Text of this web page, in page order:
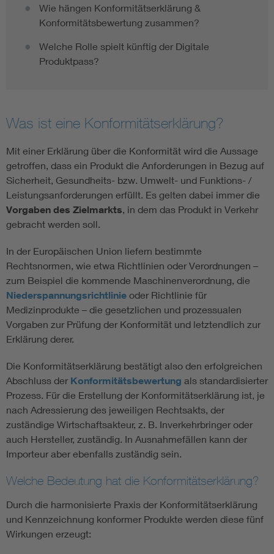
Wie hängen Konformitätserklärung &
Konformitätsbewertung zusammen?
Welche Rolle spielt künftig der Digitale
Produktpass?
Was ist eine Konformitätserklärung?
Mit einer Erklärung über die Konformität wird die Aussage
getroffen, dass ein Produkt die Anforderungen in Bezug auf
Sicherheit, Gesundheits- bzw. Umwelt- und Funktions- /
Leistungsanforderungen erfüllt. Es gelten dabei immer die
Vorgaben des Zielmarkts, in dem das Produkt in Verkehr
gebracht werden soll.
In der Europäischen Union liefern bestimmte
Rechtsnormen, wie etwa Richtlinien oder Verordnungen –
zum Beispiel die kommende Maschinenverordnung, die
Niederspannungsrichtlinie oder Richtlinie für
Medizinprodukte – die gesetzlichen und prozessualen
Vorgaben zur Prüfung der Konformität und letztendlich zur
Erklärung derer.
Die Konformitätserklärung bestätigt also den erfolgreichen
Abschluss der Konformitätsbewertung als standardisierter
Prozess. Für die Erstellung der Konformitätserklärung ist, je
nach Adressierung des jeweiligen Rechtsakts, der
zuständige Wirtschaftsakteur, z. B. Inverkehrbringer oder
auch Hersteller, zuständig. In Ausnahmefällen kann der
Importeur aber ebenfalls zuständig sein.
Welche Bedeutung hat die Konformitätserklärung?
Durch die harmonisierte Praxis der Konformitätserklärung
und Kennzeichnung konformer Produkte werden diese fünf
Wirkungen erzeugt: